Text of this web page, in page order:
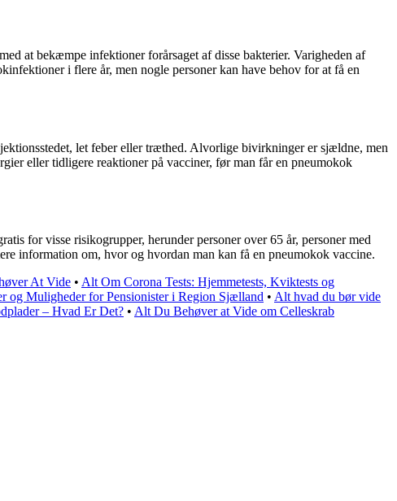
at bekæmpe infektioner forårsaget af disse bakterier. Varigheden af
i flere år, men nogle personer kan have behov for at få en
let feber eller træthed. Alvorlige bivirkninger er sjældne, men
eller tidligere reaktioner på vacciner, før man får en pneumokok
for visse risikogrupper, herunder personer over 65 år, personer med
information om, hvor og hvordan man kan få en pneumokok vaccine.
At Vide • Alt Om Corona Tests: Hjemmetests, Kviktests og
og Muligheder for Pensionister i Region Sjælland • Alt hvad du bør vide
– Hvad Er Det? • Alt Du Behøver at Vide om Celleskrab